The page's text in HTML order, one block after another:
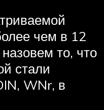
чем в 12
то, что
стали
WNr, в